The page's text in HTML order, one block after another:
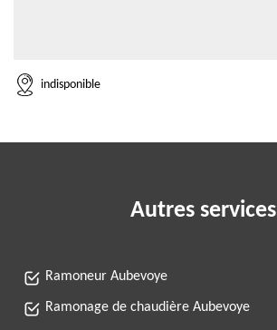
indisponible
Autres services
Ramoneur Aubevoye
Ramonage de chaudière Aubevoye